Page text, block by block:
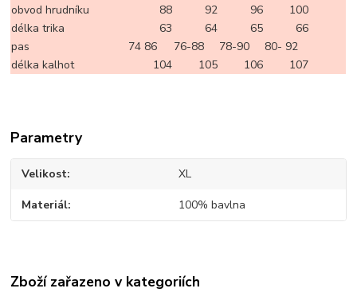
obvod hrudníku
88 92 96
100
délka trika
63 64 65
66
pas
74 86 76-88 78-90
80- 92
délka kalhot
104 105 106 107
Parametry
Velikost XL
Materiál 100% bavlna
Zboží zařazeno v kategoriích